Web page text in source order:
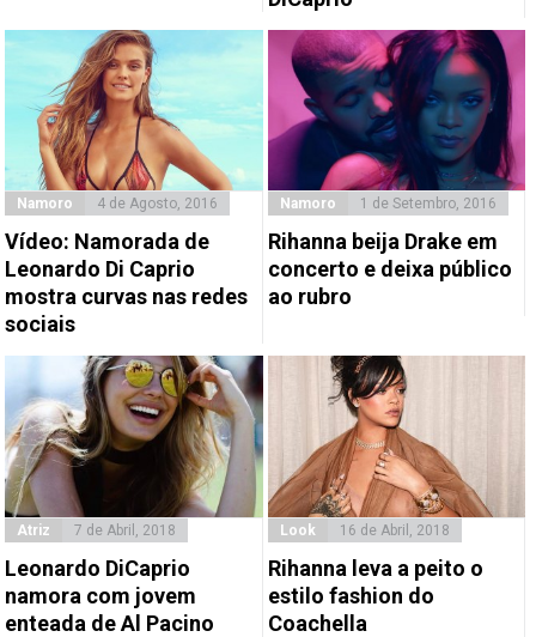
Namoro 4 de Agosto, 2016
Vídeo: Namorada de
Leonardo Di Caprio
mostra curvas nas redes
sociais
Namoro 1 de Setembro, 2016
Rihanna beija Drake em
concerto e deixa público
ao rubro
Atriz 7 de Abril, 2018
Leonardo DiCaprio
namora com jovem
enteada de Al Pacino
Look 16 de Abril, 2018
Rihanna leva a peito o
estilo fashion do
Coachella